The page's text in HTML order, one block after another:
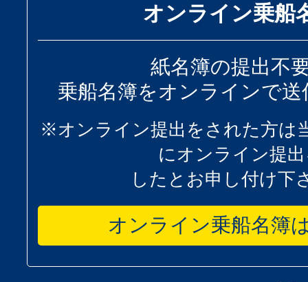
オンライン乗船
紙名簿の提出不
乗船名簿をオンラインで
※オンライン提出をされた方は
にオンライン提
したとお申し付け下
オンライン乗船名簿